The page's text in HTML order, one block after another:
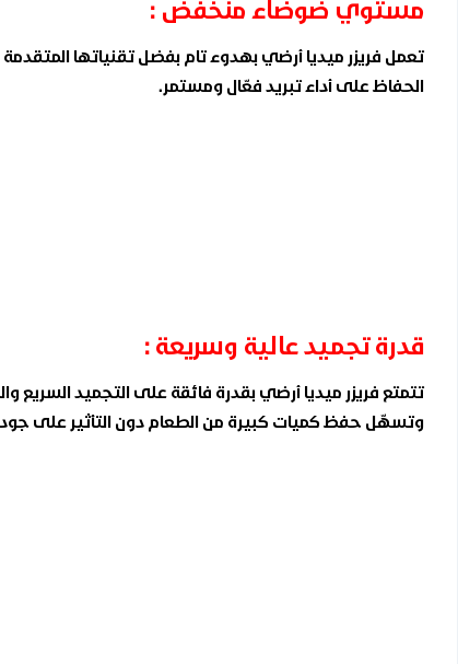
مستوي ضوضاء منخفض :
تعمل فريزر ميديا أرضي بهدوء تام بفضل تقنياتها المتقدمة
الحفاظ على أداء تبريد فعّال ومستمر.
قدرة تجميد عالية وسريعة :
تتمتع فريزر ميديا أرضي بقدرة فائقة على التجميد السريع
وتسهّل حفظ كميات كبيرة من الطعام دون التأثير على